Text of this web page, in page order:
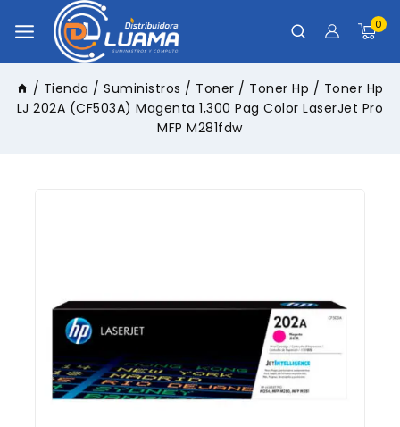
0
/ Tienda / Suministros / Toner / Toner Hp / Toner Hp
LJ 202A (CF503A) Magenta 1,300 Pag Color LaserJet Pro
MFP M281fdw